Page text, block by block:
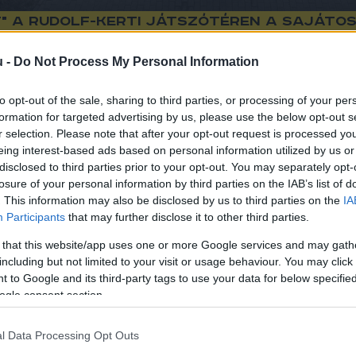
- Do Not Process My Personal Information
opt-out of the sale, sharing to third parties, or processing of your
for targeted advertising by us, please use the below opt-out
selection. Please note that after your opt-out request is processed
interest-based ads based on personal information utilized by us
to third parties prior to your opt-out. You may separately
of your personal information by third parties on the IAB’s list of
This information may also be disclosed by us to third parties on the
Participants that may further disclose it to other third parties.
that this website/app uses one or more Google services and may
but not limited to your visit or usage behaviour. You may
to Google and its third-party tags to use your data for below
consent section.
Data Processing Opt Outs
a Rudolf-kerti játszótéren a sajátos
játszótér az autizmus spektrumzavarral vagy
- ezt javasolta Siposné Bodrozsán Alexandra, a
jövő héttől be is vezetik a "csendes
nem azzal kezdődik, hogy öröm, hanem azzal a
azokat az ingereket, amik másoknak fel
nem felszabadultan mennek be a kapun,
hanem egy állandó alkalmazkodás“
- írta